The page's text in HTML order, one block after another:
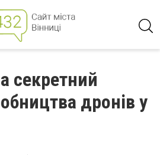
секретний
дронів у